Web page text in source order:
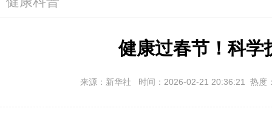
健康过春节！科学
来源：新华社 时间：2026-02-21 20:36:21 热度